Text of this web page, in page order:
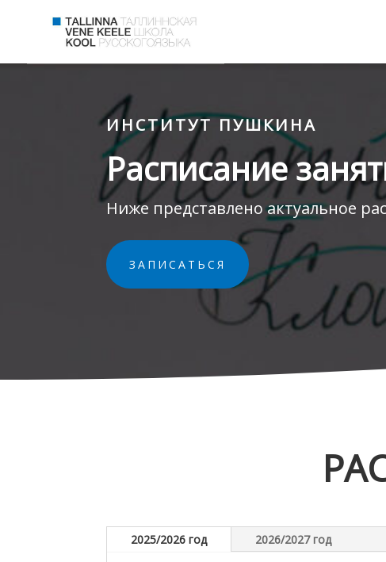
ИНСТИТУТ ПУШКИНА
Расписание
Ниже представлено актуальное
ЗАПИСАТЬСЯ
2025/2026 год 2026/2027 год